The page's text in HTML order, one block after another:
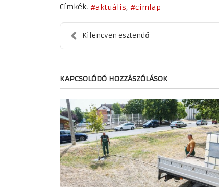
Címkék: aktuális címlap
Kilencven esztendő
KAPCSOLÓDÓ HOZZÁSZÓLÁSOK